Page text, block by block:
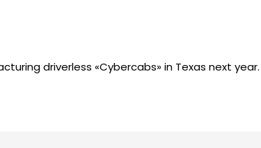
driverless «Cybercabs» in Texas next year.